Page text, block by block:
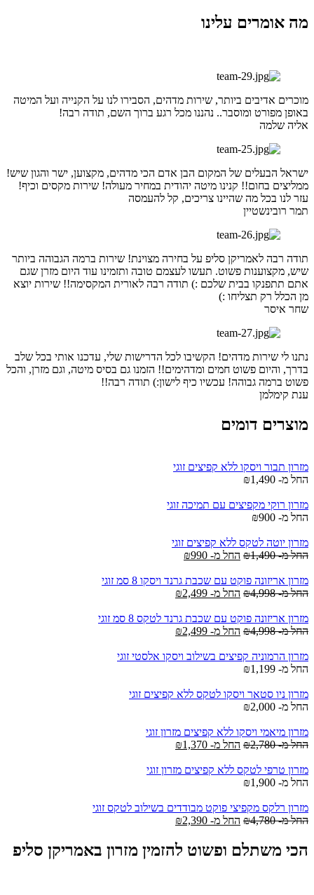
מה אומרים עלינו
מוכרים אדיבים ביותר, שירות מדהים, הסבירו לנו על הקנייה ועל המיטה
באופן מפורט ומוסבר.. נהננו מכל רגע ברוך השם, תודה רבה!
אליה שלמה
ישראל הבעלים של המקום הבן אדם הכי מדהים, מקצוען, ישר והגון שיש!
ממליצים בחום!! קנינו מיטה יהודית במחיר מעולה! שירות מקסים וכיף!
עזר לנו בכל מה שהיינו צריכים, קל להעמסה
תמר רובינשטיין
תודה רבה לאמריקן סליפ על בחירה מצוינת! שירות ברמה הגבוהה ביותר
שיש, מקצוענות פשוט. תעשו לעצמם טובה ותזמינו עוד היום מזרן שגם
אתם תתפנקו בבית שלכם :) תודה רבה לאורית המקסימה!! שירות יוצא
מן הכלל רק תצליחו :)
שחר איסר
נתנו לי שירות מדהים! הקשיבו לכל הדרישות שלי, עדכנו אותי בכל שלב
בדרך, והיום פשוט חמים ומדהימים!! הזמנו גם בסיס מיטה, וגם מזרן, והכל
פשוט ברמה גבוהה! עכשיו כיף לישון:) תודה רבה!!
ענת קימלמן
מוצרים דומים
מזרון תבור ויסקו ללא קפיצים זוגי
החל מ-
₪1,490
מזרון רוקי מקפיצים עם תמיכה זוגי
החל מ-
₪900
מזרון יוטה לטקס ללא קפיצים זוגי
החל מ-
₪1,490 החל מ- ₪990
מזרון אריזונה פוקט עם שכבת גרנד ויסקו 8 סמ זוגי
החל מ-
₪4,998 החל מ- ₪2,499
מזרון אריזונה פוקט עם שכבת גרנד לטקס 8 סמ זוגי
החל מ-
₪4,998 החל מ- ₪2,499
מזרון הרמוניה קפיצים בשילוב ויסקו אלסטי זוגי
החל מ-
₪1,199
מזרון ניו סטאר ויסקו לטקס ללא קפיצים זוגי
החל מ-
₪2,000
מזרון מיאמי ויסקו ללא קפיצים מזרון זוגי
החל מ-
₪2,780 החל מ- ₪1,370
מזרון טרפי לטקס ללא קפיצים מזרון זוגי
החל מ-
₪1,900
מזרון רלקס מקפיצי פוקט מבודדים בשילוב לטקס זוגי
החל מ-
₪4,780 החל מ- ₪2,390
הכי משתלם ופשוט להזמין מזרון באמריקן סליפ